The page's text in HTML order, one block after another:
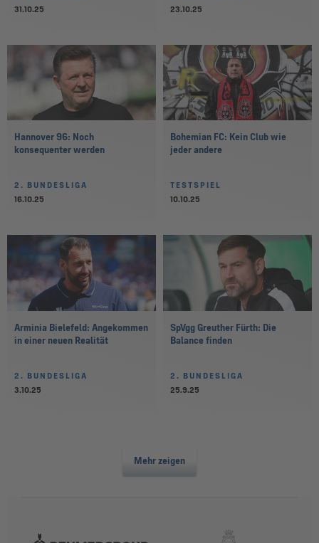
31.10.25
23.10.25
Hannover 96: Noch
konsequenter werden
2. BUNDESLIGA
16.10.25
Bohemian FC: Kein Club wie
jeder andere
TESTSPIEL
10.10.25
Arminia Bielefeld: Angekommen
in einer neuen Realität
2. BUNDESLIGA
3.10.25
SpVgg Greuther Fürth: Die
Balance finden
2. BUNDESLIGA
25.9.25
Mehr zeigen